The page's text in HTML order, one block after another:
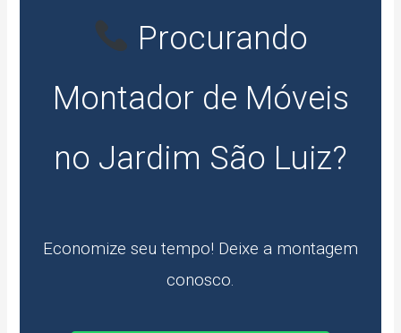
Procurando
Montador de Móveis
no Jardim São Luiz?
Economize seu tempo! Deixe a montagem
conosco.